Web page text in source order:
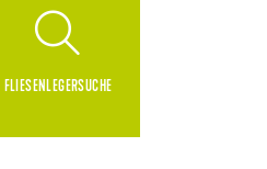
FLIESENLEGERSUCHE